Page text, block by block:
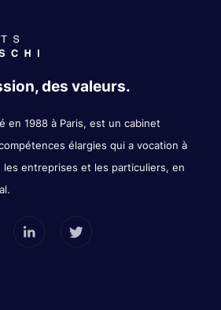
des valeurs.
en 1988 à Paris, est un cabinet
compétences élargies qui a vocation à
entreprises et les particuliers, en